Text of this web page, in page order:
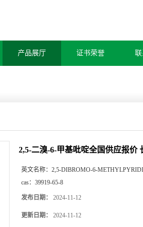
产品展厅 证书荣誉
2,5-二溴-6-甲基吡啶全国供应报价
英文名称： 2,5-DIBROMO-6-
cas： 39919-65-8
发布日期： 2024-11-12
更新日期： 2024-11-12